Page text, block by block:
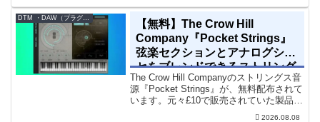
【無料】The Crow Hill
Company『Pocket Strings』
弦楽セクションとアナログシン
セをブレンドできるストリング
ス音源プラグイン
The Crow Hill Companyのストリングス音
源『Pocket Strings』が、無料配布されて
います。元々£10で販売されていた製品で
す。『Pocket Strings』についてPocket
2026.08.08